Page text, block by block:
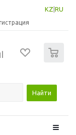
KZ RU
Найти